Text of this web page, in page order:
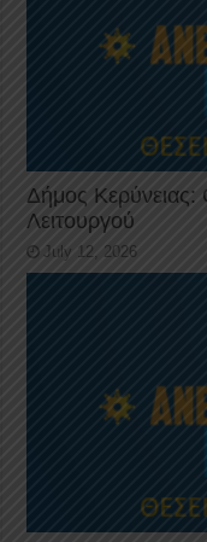
Δήμος
Λειτουργού
July 12, 2026